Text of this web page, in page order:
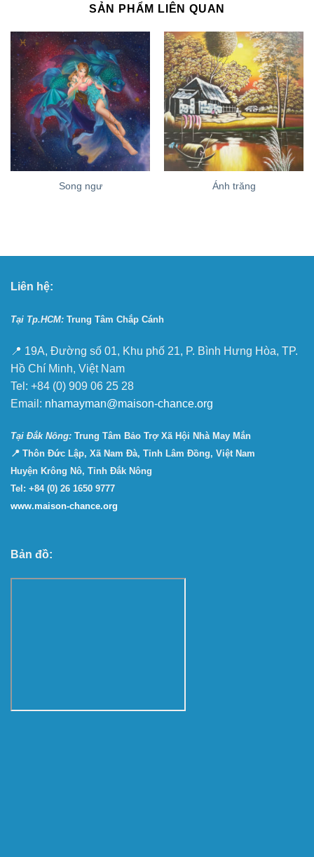
SẢN PHẨM LIÊN QUAN
Song ngư Ánh trăng
Liên hệ:
Tại Tp.HCM: Trung Tâm Chắp Cánh
📍 19A, Đường số 01, Khu phố 21, P. Bình Hưng Hòa, TP.
Hồ Chí Minh, Việt Nam
Tel: +84 (0) 909 06 25 28
Email: nhamayman@maison-chance.org
Tại Ðắk Nông: Trung Tâm Bảo Trợ Xã Hội Nhà May Mắn
📍 Thôn Đức Lập, Xã Nam Đà, Tỉnh Lâm Đồng, Việt Nam
Huyện Krông Nô, Tỉnh Đắk Nông
Tel: +84 (0) 26 1650 9777
www.maison-chance.org
Bản đồ: